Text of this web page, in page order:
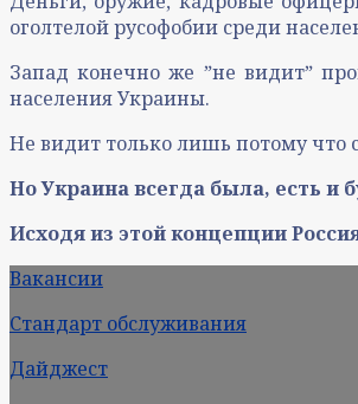
оголтелой русофобии среди
Запад конечно же ˮне видитˮ
населения Украины.
Не видит только лишь потому что
Но Украина всегда была, есть и
Исходя из этой концепции
Вакансии
Стандарт обслуживания
Дайджест